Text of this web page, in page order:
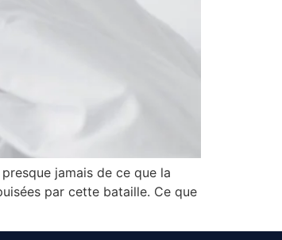
jamais de ce que la
par cette bataille. Ce que